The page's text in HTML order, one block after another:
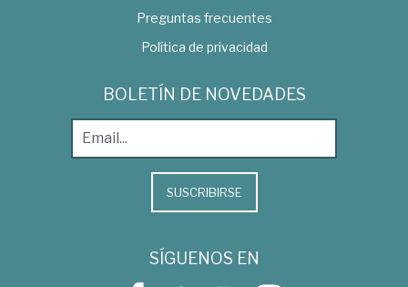
Preguntas frecuentes
Política de privacidad
BOLETÍN DE NOVEDADES
SUSCRIBIRSE
SÍGUENOS EN